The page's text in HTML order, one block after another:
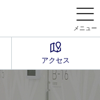
メニュー
アクセス